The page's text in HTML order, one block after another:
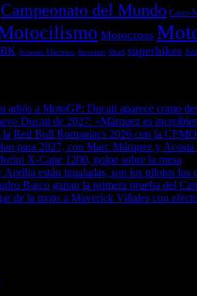
Campeonato del Mundo Casco
Motocross
Scooter Eléctrico Scooters Shad superbikes
adiós a MotoGP: Ducati aparece como
Ducati de 2027: «Márquez es
la Red Bull Romaniacs 2026 con la
para 2027, con Marc Márquez y
X-Cape 1200, golpe sobre la mesa
están igualadas, son los pilotos los
Barco ganan la primera prueba del
de la moto a Maverick Viñales con